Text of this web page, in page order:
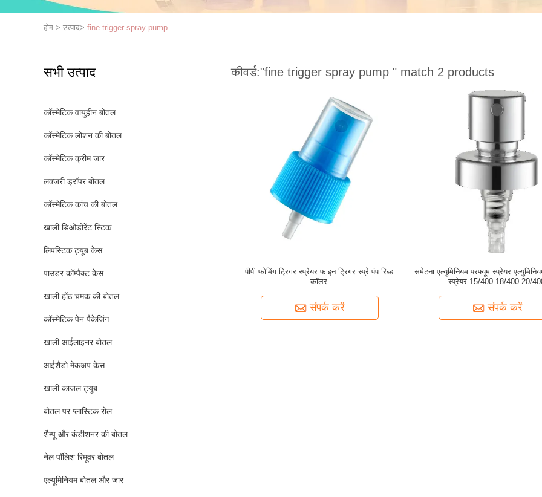
होम > उत्पाद> fine trigger spray pump
सभी उत्पाद
कॉस्मेटिक वायुहीन बोतल
कॉस्मेटिक लोशन की बोतल
कॉस्मेटिक क्रीम जार
लक्जरी ड्रॉपर बोतल
कॉस्मेटिक कांच की बोतल
खाली डिओडोरेंट स्टिक
लिपस्टिक ट्यूब केस
पाउडर कॉम्पैक्ट केस
खाली होंठ चमक की बोतल
कॉस्मेटिक पेन पैकेजिंग
खाली आईलाइनर बोतल
आईशैडो मेकअप केस
खाली काजल ट्यूब
बोतल पर प्लास्टिक रोल
शैम्पू और कंडीशनर की बोतल
नेल पॉलिश रिमूवर बोतल
एल्यूमिनियम बोतल और जार
कीवर्ड:"fine trigger spray pump " match 2 products
पीपी फोमिंग ट्रिगर स्प्रेयर फाइन ट्रिगर स्प्रे पंप रिब्ड
कॉलर
संपर्क करें
समेटना एल्युमिनियम परफ्यूम स्प्रेयर
स्प्रेयर 15/400 18/400 20/
संपर्क करें